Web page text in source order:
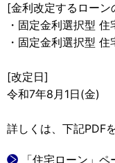
[金利改定するローン
・固定金利選択型 住
・固定金利選択型
[改定日]
令和7年8月1日(金)
詳しくは、下記PDF
「住宅ローン」ペ